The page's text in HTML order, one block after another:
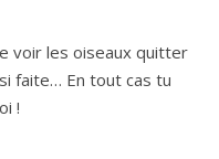
voir les oiseaux quitter
faite… En tout cas tu
!